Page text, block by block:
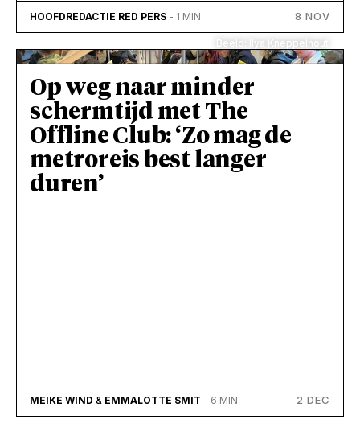
HOOFDREDACTIE RED PERS - 1 MIN 8 NOV
Beeld: Ilya Kneppelhout
Op weg naar minder
schermtijd met The
Offline Club: ‘Zo mag de
metroreis best langer
duren’
MEIKE WIND & EMMALOTTE SMIT - 6 MIN 2 DEC